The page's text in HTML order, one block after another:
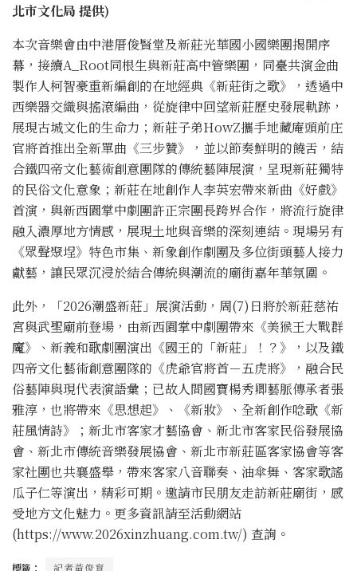
北市文化局 提供)
本次音樂會由中港厝俊賢堂及新莊光華國小國樂團揭開序
幕，接續A_Root同根生與新莊高中管樂團，同臺共演金曲
製作人柯智豪重新編創的在地經典《新莊街之歌》，透過中
西樂器交織與搖滾編曲，從旋律中回望新莊歷史發展軌跡，
展現古城文化的生命力；新莊子弟HowZ攜手地藏庵頭前庄
官將首推出全新單曲《三步贊》，並以節奏鮮明的饒舌，結
合鐵四帝文化藝術創意團隊的傳統藝陣展演，呈現新莊獨特
的民俗文化意象；新莊在地創作人李英宏帶來新曲《好戲》
首演，與新西園掌中劇團許正宗團長跨界合作，將流行旋律
融入濃厚地方情感，展現土地與音樂的深刻連結。現場另有
《眾聲聚埕》特色市集、新象創作劇團及多位街頭藝人接力
獻藝，讓民眾沉浸於結合傳統與潮流的廟街嘉年華氛圍。
此外，「2026潮盛新莊」展演活動，周(7)日將於新莊慈祐
宮與武聖廟前登場，由新西園掌中劇團帶來《美猴王大戰群
魔》、新義和歌劇團演出《國王的「新莊」！？》，以及鐵
四帝文化藝術創意團隊的《虎爺官將首－五虎將》，融合民
俗藝陣與現代表演語彙；已故人間國寶楊秀卿藝脈傳承者張
雅淳，也將帶來《思想起》、《新妝》、全新創作唸歌《新
莊風情詩》；新北市客家才藝協會、新北市客家民俗發展協
會、新北市傳統音樂發展協會、新北市新莊區客家協會等客
家社團也共襄盛舉，帶來客家八音聯奏、油傘舞、客家歌謠
瓜子仁等演出，精彩可期。邀請市民朋友走訪新莊廟街，感
受地方文化魅力。更多資訊請至活動網站
(https://www.2026xinzhuang.com.tw/) 查詢。
標籤： 記者黃俊育